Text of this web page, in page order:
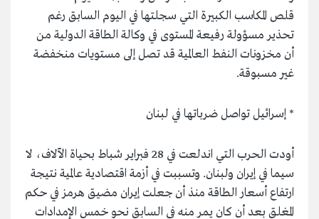
قلص المكاسب الكبيرة التي سجلتها في اليوم السابق رغم
تحذير مسؤولة رفيعة المستوى في وكالة الطاقة الدولية من
أن مخزونات النفط العالمية قد تصل إلى مستويات منخفضة
غير مسبوقة.
* إسرائيل تواصل ضرباتها في لبنان
أودت الحرب التي اندلعت في 28 فبراير شباط بحياة الآلاف، لا
سيما في إيران ولبنان. وتسببت في أزمة اقتصادية عالمية نتيجة
ارتفاع أسعار الطاقة منذ أن جعلت إيران مضيق هرمز في حكم
المغلق بعد أن كان يمر منه في السابق نحو خمس الإمدادات